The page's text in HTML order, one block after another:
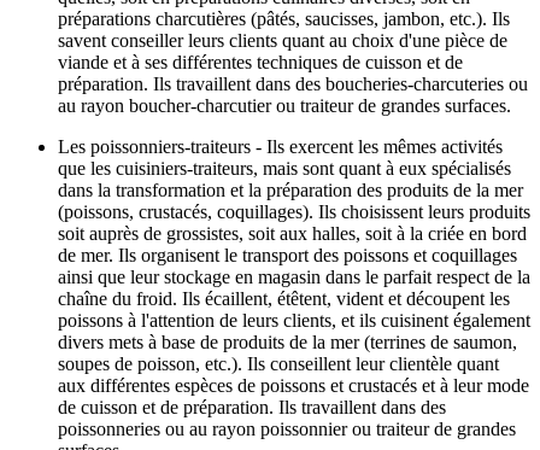
préparations charcutières (pâtés, saucisses, jambon, etc.). Ils
savent conseiller leurs clients quant au choix d'une pièce de
viande et à ses différentes techniques de cuisson et de
préparation. Ils travaillent dans des boucheries-charcuteries ou
au rayon boucher-charcutier ou traiteur de grandes surfaces.
Les poissonniers-traiteurs - Ils exercent les mêmes activités
que les cuisiniers-traiteurs, mais sont quant à eux spécialisés
dans la transformation et la préparation des produits de la mer
(poissons, crustacés, coquillages). Ils choisissent leurs produits
soit auprès de grossistes, soit aux halles, soit à la criée en bord
de mer. Ils organisent le transport des poissons et coquillages
ainsi que leur stockage en magasin dans le parfait respect de la
chaîne du froid. Ils écaillent, étêtent, vident et découpent les
poissons à l'attention de leurs clients, et ils cuisinent également
divers mets à base de produits de la mer (terrines de saumon,
soupes de poisson, etc.). Ils conseillent leur clientèle quant
aux différentes espèces de poissons et crustacés et à leur mode
de cuisson et de préparation. Ils travaillent dans des
poissonneries ou au rayon poissonnier ou traiteur de grandes